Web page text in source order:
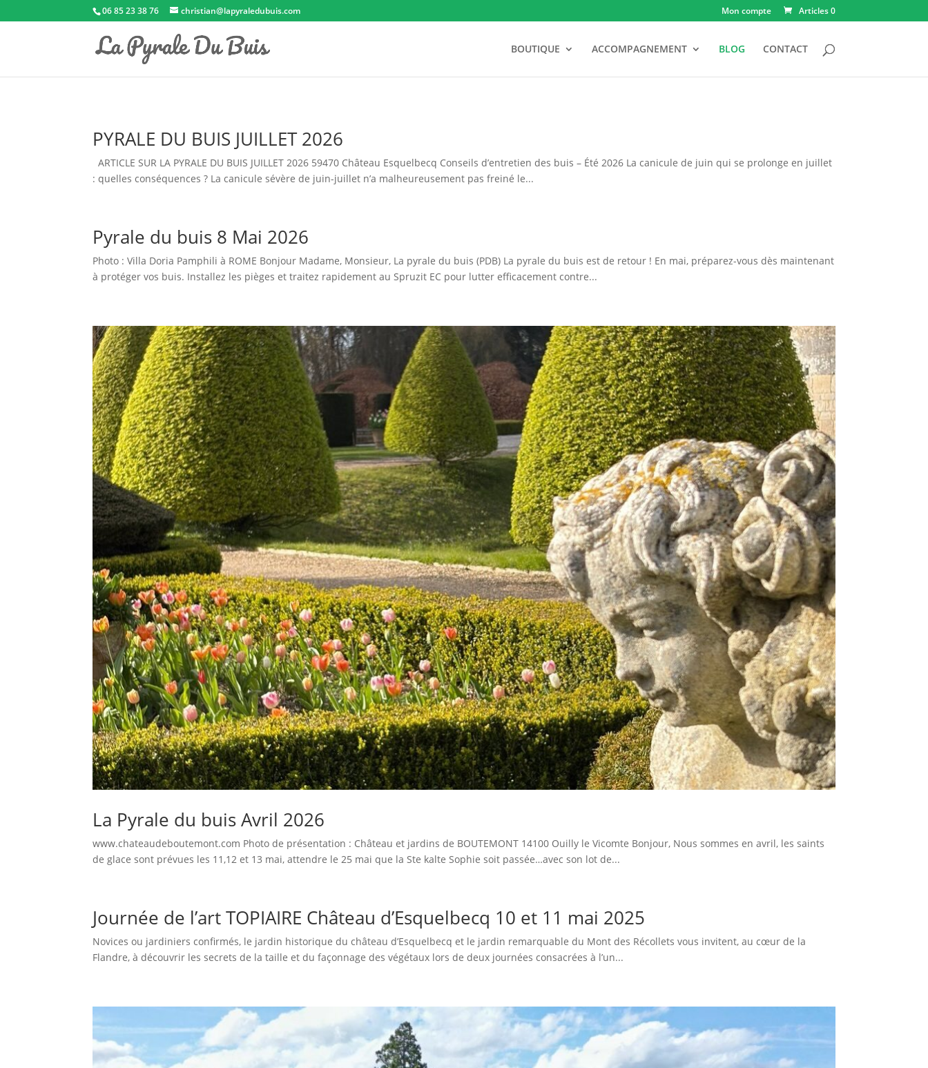
06 85 23 38 76 christian@lapyraledubuis.com Mon compte Articles 0
BOUTIQUE ACCOMPAGNEMENT BLOG CONTACT
PYRALE DU BUIS JUILLET 2026
ARTICLE SUR LA PYRALE DU BUIS JUILLET 2026 59470 Château Esquelbecq Conseils d’entretien des buis – Été 2026 La canicule de juin qui se prolonge en juillet
: quelles conséquences ? La canicule sévère de juin-juillet n’a malheureusement pas freiné le...
Pyrale du buis 8 Mai 2026
Photo : Villa Doria Pamphili à ROME Bonjour Madame, Monsieur, La pyrale du buis (PDB) La pyrale du buis est de retour ! En mai, préparez-vous dès maintenant
à protéger vos buis. Installez les pièges et traitez rapidement au Spruzit EC pour lutter efficacement contre...
La Pyrale du buis Avril 2026
www.chateaudeboutemont.com Photo de présentation : Château et jardins de BOUTEMONT 14100 Ouilly le Vicomte Bonjour, Nous sommes en avril, les saints
de glace sont prévues les 11,12 et 13 mai, attendre le 25 mai que la Ste kalte Sophie soit passée…avec son lot de...
Journée de l’art TOPIAIRE Château d’Esquelbecq 10 et 11 mai 2025
Novices ou jardiniers confirmés, le jardin historique du château d’Esquelbecq et le jardin remarquable du Mont des Récollets vous invitent, au cœur de la
Flandre, à découvrir les secrets de la taille et du façonnage des végétaux lors de deux journées consacrées à l’un...